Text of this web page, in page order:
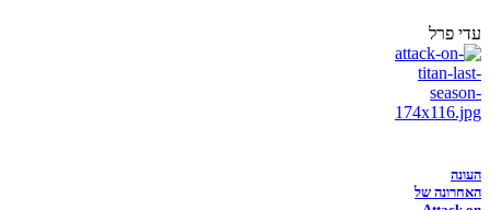
עדי פרל
העונה
האחרונה של